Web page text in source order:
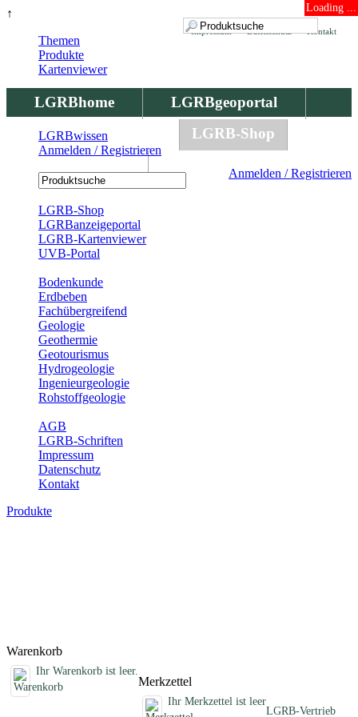
↑ Loading ...
Kontakt
Datenschutz
Impressum
LGRBhome
LGRBgeoportal
LGRBbohrungen
LGRB-Shop
Anmelden / Registrieren
Themen
Produkte
Kartenviewer
LGRBwissen
Anmelden / Registrieren
LGRB-Shop
LGRBanzeigeportal
LGRB-Kartenviewer
UVB-Portal
Bodenkunde
Erdbeben
Fachübergreifend
Geologie
Geothermie
Geotourismus
Hydrogeologie
Ingenieurgeologie
Rohstoffgeologie
AGB
LGRB-Schriften
Impressum
Datenschutz
Kontakt
Produkte
Warenkorb
Ihr Warenkorb ist leer.
Merkzettel
Ihr Merkzettel ist leer
LGRB-Vertrieb